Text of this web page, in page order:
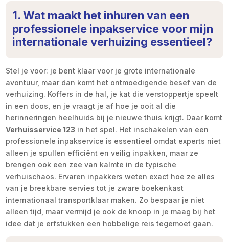
1. Wat maakt het inhuren van een
professionele inpakservice voor mijn
internationale verhuizing essentieel?
Stel je voor: je bent klaar voor je grote internationale
avontuur, maar dan komt het ontmoedigende besef van de
verhuizing. Koffers in de hal, je kat die verstoppertje speelt
in een doos, en je vraagt je af hoe je ooit al die
herinneringen heelhuids bij je nieuwe thuis krijgt. Daar komt
Verhuisservice 123 in het spel. Het inschakelen van een
professionele inpakservice is essentieel omdat experts niet
alleen je spullen efficiënt en veilig inpakken, maar ze
brengen ook een zee van kalmte in de typische
verhuischaos. Ervaren inpakkers weten exact hoe ze alles
van je breekbare servies tot je zware boekenkast
internationaal transportklaar maken. Zo bespaar je niet
alleen tijd, maar vermijd je ook de knoop in je maag bij het
idee dat je erfstukken een hobbelige reis tegemoet gaan.